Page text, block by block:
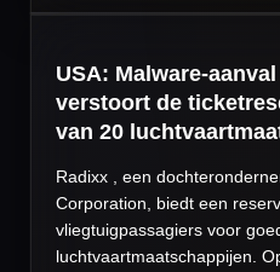
USA: Malware-
verstoort de
van 20
Radixx , een
Corporation, biedt een
vliegtuigpassagiers voor
luchtvaartmaatschappijen.